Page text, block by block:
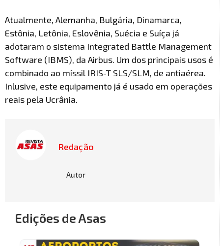
Atualmente, Alemanha, Bulgária, Dinamarca,
Estônia, Letônia, Eslovênia, Suécia e Suíça já
adotaram o sistema Integrated Battle Management
Software (IBMS), da Airbus. Um dos principais usos é
combinado ao míssil IRIS-T SLS/SLM, de antiaérea.
Inlusive, este equipamento já é usado em operações
reais pela Ucrânia.
Redação
Autor
Edições de Asas